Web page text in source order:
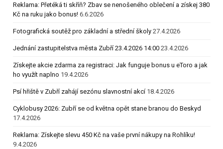
Reklama: Přetéká ti skříň? Zbav se nenošeného oblečení a získej 380
Kč na ruku jako bonus! 6.6.2026
Fotografická soutěž pro základní a střední školy 27.4.2026
Jednání zastupitelstva města Zubří 23.4.2026 14:00 23.4.2026
Získejte akcie zdarma za registraci: Jak funguje bonus u eToro a jak
ho využít naplno 19.4.2026
Psí hřiště v Zubří zahájí sezónu slavnostní akcí 18.4.2026
Cyklobusy 2026: Zubří se od května opět stane branou do Beskyd
17.4.2026
Reklama: Získejte slevu 450 Kč na vaše první nákupy na Rohlíku!
9.4.2026